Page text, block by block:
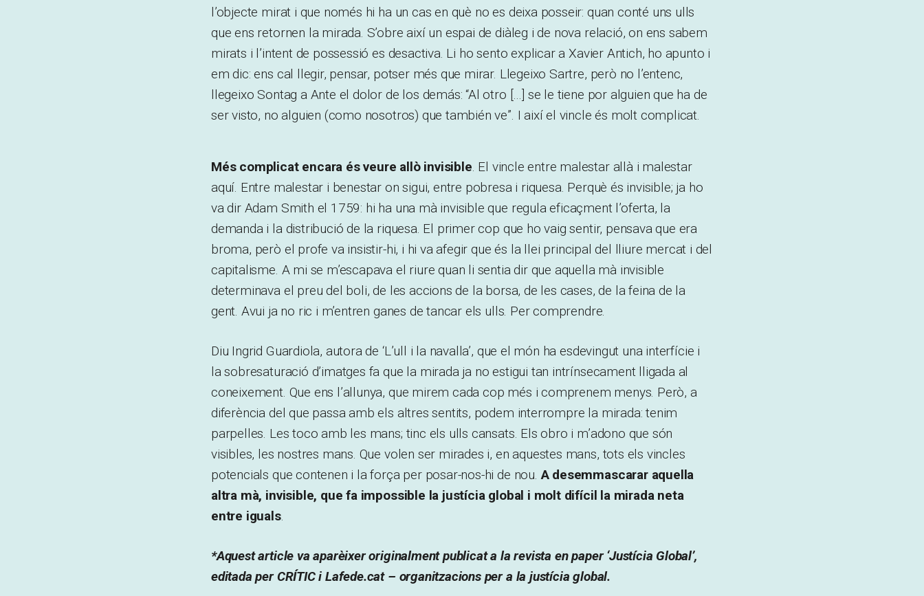
l’objecte mirat i que només hi ha un cas en què no es deixa posseir: quan conté uns ulls
que ens retornen la mirada. S’obre així un espai de diàleg i de nova relació, on ens sabem
mirats i l’intent de possessió es desactiva. Li ho sento explicar a Xavier Antich, ho apunto i
em dic: ens cal llegir, pensar, potser més que mirar. Llegeixo Sartre, però no l’entenc,
llegeixo Sontag a Ante el dolor de los demás: “Al otro […] se le tiene por alguien que ha de
ser visto, no alguien (como nosotros) que también ve”. I així el vincle és molt complicat.
Més complicat encara és veure allò invisible. El vincle entre malestar allà i malestar
aquí. Entre malestar i benestar on sigui, entre pobresa i riquesa. Perquè és invisible; ja ho
va dir Adam Smith el 1759: hi ha una mà invisible que regula eficaçment l’oferta, la
demanda i la distribució de la riquesa. El primer cop que ho vaig sentir, pensava que era
broma, però el profe va insistir-hi, i hi va afegir que és la llei principal del lliure mercat i del
capitalisme. A mi se m’escapava el riure quan li sentia dir que aquella mà invisible
determinava el preu del boli, de les accions de la borsa, de les cases, de la feina de la
gent. Avui ja no ric i m’entren ganes de tancar els ulls. Per comprendre.
Diu Ingrid Guardiola, autora de ‘L’ull i la navalla’, que el món ha esdevingut una interfície i
la sobresaturació d’imatges fa que la mirada ja no estigui tan intrínsecament lligada al
coneixement. Que ens l’allunya, que mirem cada cop més i comprenem menys. Però, a
diferència del que passa amb els altres sentits, podem interrompre la mirada: tenim
parpelles. Les toco amb les mans; tinc els ulls cansats. Els obro i m’adono que són
visibles, les nostres mans. Que volen ser mirades i, en aquestes mans, tots els vincles
potencials que contenen i la força per posar-nos-hi de nou.A desemmascarar aquella
altra mà, invisible, que fa impossible la justícia global i molt difícil la mirada neta
entre iguals.
*Aquest article va aparèixer originalment publicat a la revista en paper ‘Justícia Global’,
editada per CRÍTIC i Lafede.cat – organitzacions per a la justícia global.